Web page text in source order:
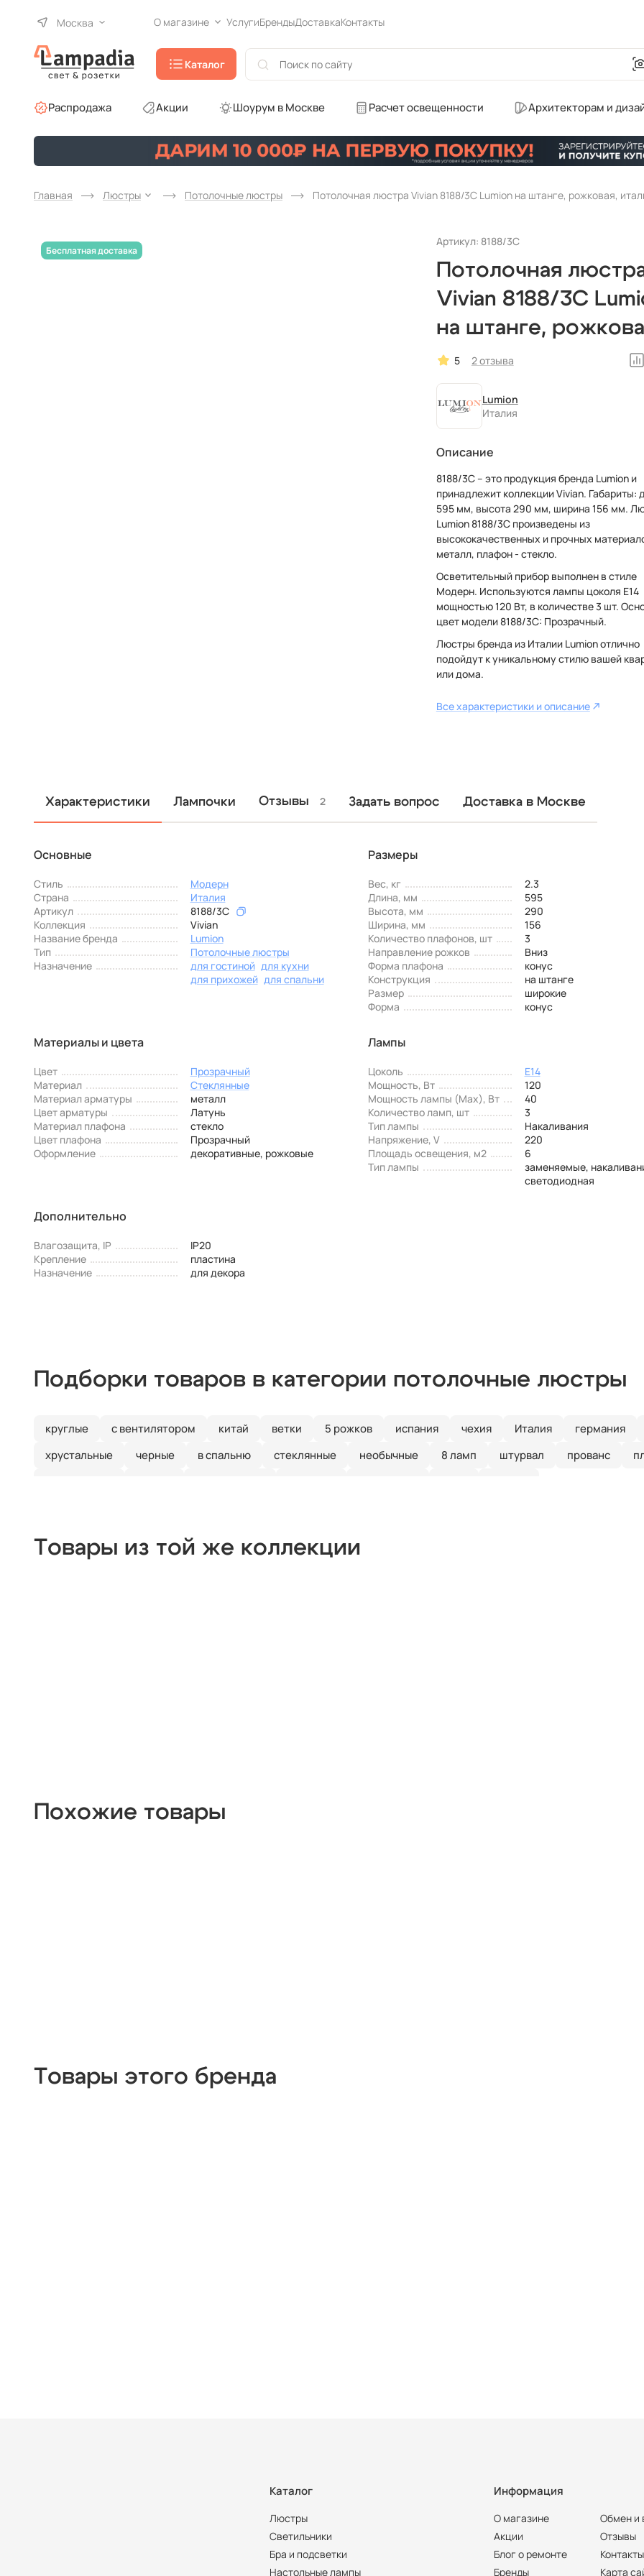
Москва О магазине УслугиБрендыДоставкаКонтакты
Каталог
Распродажа Акции Шоурум в Москве Расчет освещенности Архитекторам и
Главная Люстры Потолочные люстры Потолочная люстра Vivian 8188/3C Lumion на штанге, рожковая,
Артикул: 8188/3C
Потолочная
Vivian 8188/3C
на штанге,
итальянская
5 2 отзыва
Lumion
Италия
Описание
8188/3C – это продукция бренда Lumion и
принадлежит коллекции Vivian. Габариты:
595 мм, высота 290 мм, ширина 156 мм.
Lumion 8188/3C произведены из
высококачественных и прочных
металл, плафон - стекло.
Осветительный прибор выполнен в стиле
Модерн. Используются лампы цоколя E14
мощностью 120 Вт, в количестве 3 шт.
цвет модели 8188/3C: Прозрачный.
Люстры бренда из Италии Lumion отлично
подойдут к уникальному стилю вашей
или дома.
Все характеристики и описание
Характеристики Лампочки Отзывы 2 Задать вопрос Доставка в Москве
Основные
Стиль
Модерн
Страна
Италия
Артикул
8188/3C
Коллекция
Vivian
Название бренда
Lumion
Тип
Потолочные люстры
Назначение
для гостиной для кухни
для прихожей для спальни
Размеры
Вес, кг
2.3
Длина, мм
595
Высота, мм
290
Ширина, мм
156
Количество плафонов, шт
3
Направление рожков
Вниз
Форма плафона
конус
Конструкция
на штанге
Размер
широкие
Форма
конус
Материалы и цвета
Цвет
Прозрачный
Материал
Стеклянные
Материал арматуры
металл
Цвет арматуры
Латунь
Материал плафона
стекло
Цвет плафона
Прозрачный
Оформление
декоративные, рожковые
Лампы
Цоколь
E14
Мощность, Вт
120
Мощность лампы (Max), Вт
40
Количество ламп, шт
3
Тип лампы
Накаливания
Напряжение, V
220
Площадь освещения, м2
6
Тип лампы
заменяемые,
светодиодная
Дополнительно
Влагозащита, IP
IP20
Крепление
пластина
Назначение
для декора
Подборки товаров в категории потолочные люстры
круглые с вентилятором китай ветки 5 рожков испания чехия Италия
германия
хрустальные
черные в спальню стеклянные необычные 8 ламп штурвал прованс
Товары из той же коллекции
Похожие товары
Товары этого бренда
Каталог
Люстры
Светильники
Бра и подсветки
Настольные лампы
Информация
О магазине
Акции
Блог о ремонте
Бренды
Обмен и
Отзывы
Контакты
Карта